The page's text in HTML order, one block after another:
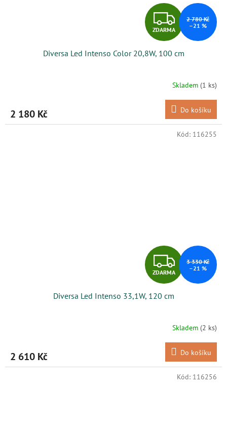
Z
D
A
R
M
A
ZDARMA
2 780 Kč
–21 %
Diversa Led Intenso Color 20,8W, 100 cm
Skladem (1 ks)
2 180 Kč Do košíku
Z
D
R
M
A
ZDARMA
3 330 Kč
–21 %
Diversa Led Intenso 33,1W, 120 cm
Skladem (2 ks)
2 610 Kč Do košíku
Kód: 116255
Kód: 116256